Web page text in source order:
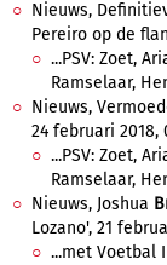
Nieuws,
Pereiro op de
...PSV: Zoet,
Ramselaar,
Nieuws,
24 februari 2018,
...PSV: Zoet,
Ramselaar,
Nieuws, Joshua
Lozano', 21
...met Voetbal